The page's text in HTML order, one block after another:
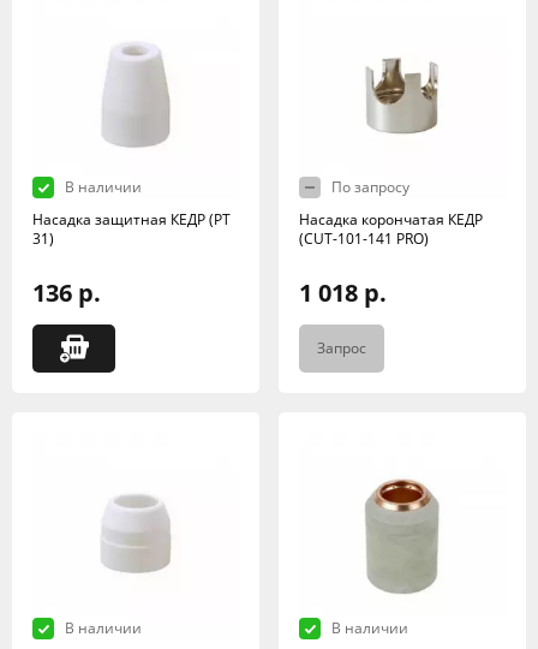
В наличии
Насадка защитная КЕДР (РТ
31)
136 р.
По запросу
Насадка корончатая КЕДР
(CUT-101-141 PRO)
1 018 р.
Запрос
В наличии
В наличии